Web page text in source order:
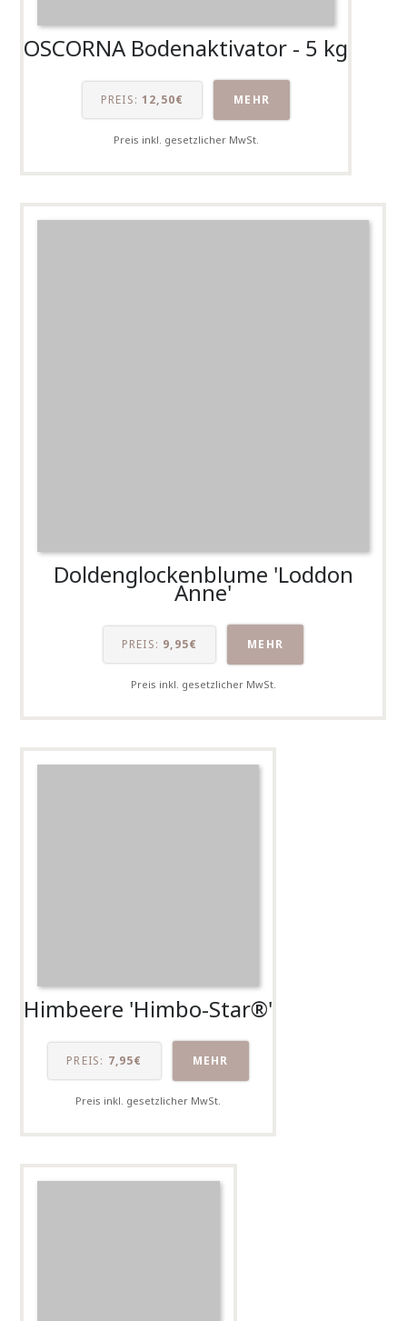
OSCORNA Bodenaktivator - 5 kg
PREIS:12,50€ MEHR
Preis inkl. gesetzlicher MwSt.
Doldenglockenblume 'Loddon
Anne'
PREIS: 9,95€ MEHR
Preis inkl. gesetzlicher MwSt.
Himbeere 'Himbo-Star®'
PREIS: 7,95€ MEHR
Preis inkl. gesetzlicher MwSt.